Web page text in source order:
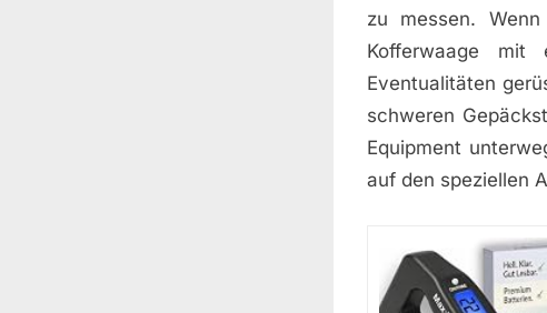
zu messen.
Kofferwaage
Eventualitäten
schweren
Equipment
auf den speziellen